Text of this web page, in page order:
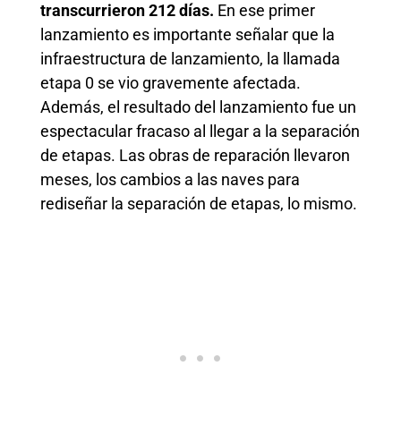
transcurrieron 212 días. En ese primer
lanzamiento es importante señalar que la
infraestructura de lanzamiento, la llamada
etapa 0 se vio gravemente afectada.
Además, el resultado del lanzamiento fue un
espectacular fracaso al llegar a la separación
de etapas. Las obras de reparación llevaron
meses, los cambios a las naves para
rediseñar la separación de etapas, lo mismo.